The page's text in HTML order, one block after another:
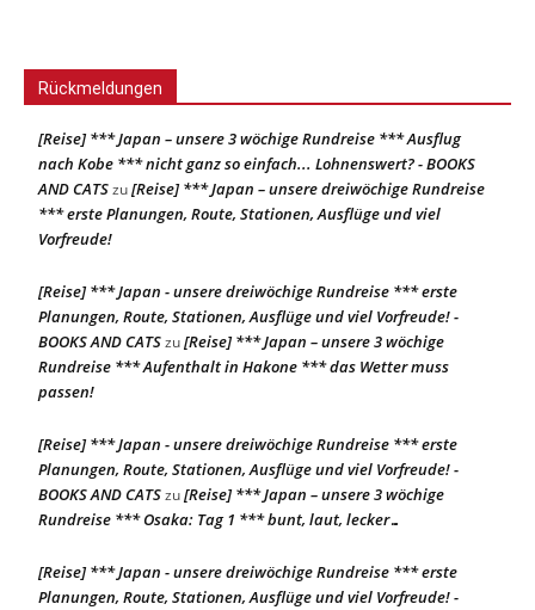
Rückmeldungen
[Reise] *** Japan – unsere 3 wöchige Rundreise *** Ausflug
nach Kobe *** nicht ganz so einfach... Lohnenswert? - BOOKS
AND CATSzu[Reise] *** Japan – unsere dreiwöchige Rundreise
*** erste Planungen, Route, Stationen, Ausflüge und viel
Vorfreude!
[Reise] *** Japan - unsere dreiwöchige Rundreise *** erste
Planungen, Route, Stationen, Ausflüge und viel Vorfreude! -
BOOKS AND CATSzu[Reise] *** Japan – unsere 3 wöchige
Rundreise *** Aufenthalt in Hakone *** das Wetter muss
passen!
[Reise] *** Japan - unsere dreiwöchige Rundreise *** erste
Planungen, Route, Stationen, Ausflüge und viel Vorfreude! -
BOOKS AND CATSzu[Reise] *** Japan – unsere 3 wöchige
Rundreise *** Osaka: Tag 1 *** bunt, laut, lecker…
[Reise] *** Japan - unsere dreiwöchige Rundreise *** erste
Planungen, Route, Stationen, Ausflüge und viel Vorfreude! -